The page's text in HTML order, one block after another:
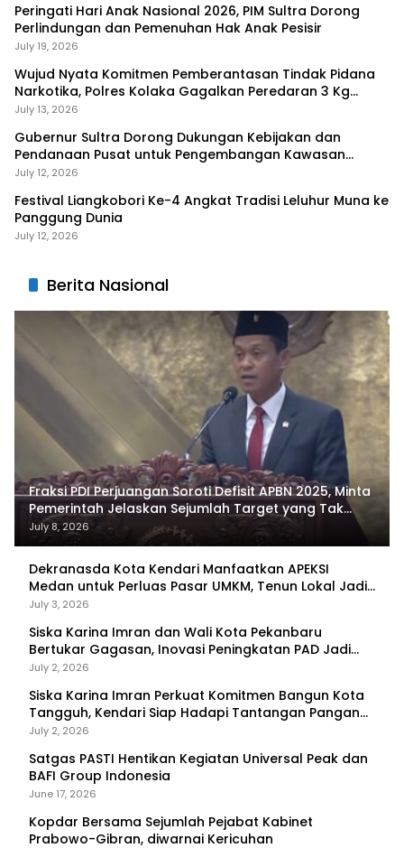
Peringati Hari Anak Nasional 2026, PIM Sultra Dorong
Perlindungan dan Pemenuhan Hak Anak Pesisir
July 19, 2026
Wujud Nyata Komitmen Pemberantasan Tindak Pidana
Narkotika, Polres Kolaka Gagalkan Peredaran 3 Kg
Sabu-Sabu
July 13, 2026
Gubernur Sultra Dorong Dukungan Kebijakan dan
Pendanaan Pusat untuk Pengembangan Kawasan
Liangkobhori
July 12, 2026
Festival Liangkobori Ke-4 Angkat Tradisi Leluhur Muna ke
Panggung Dunia
July 12, 2026
Berita Nasional
Fraksi PDI Perjuangan Soroti Defisit APBN 2025, Minta
Pemerintah Jelaskan Sejumlah Target yang Tak
Tercapai
July 8, 2026
Dekranasda Kota Kendari Manfaatkan APEKSI
Medan untuk Perluas Pasar UMKM, Tenun Lokal Jadi
Primadona
July 3, 2026
Siska Karina Imran dan Wali Kota Pekanbaru
Bertukar Gagasan, Inovasi Peningkatan PAD Jadi
Fokus Diskusi
July 2, 2026
Siska Karina Imran Perkuat Komitmen Bangun Kota
Tangguh, Kendari Siap Hadapi Tantangan Pangan
dan Bencana
July 2, 2026
Satgas PASTI Hentikan Kegiatan Universal Peak dan
BAFI Group Indonesia
June 17, 2026
Kopdar Bersama Sejumlah Pejabat Kabinet
Prabowo-Gibran, diwarnai Kericuhan